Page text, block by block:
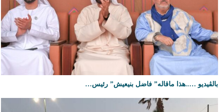
بالڤيديو …..هذا ماقاله” فاضل بنيعيش” رئيس…